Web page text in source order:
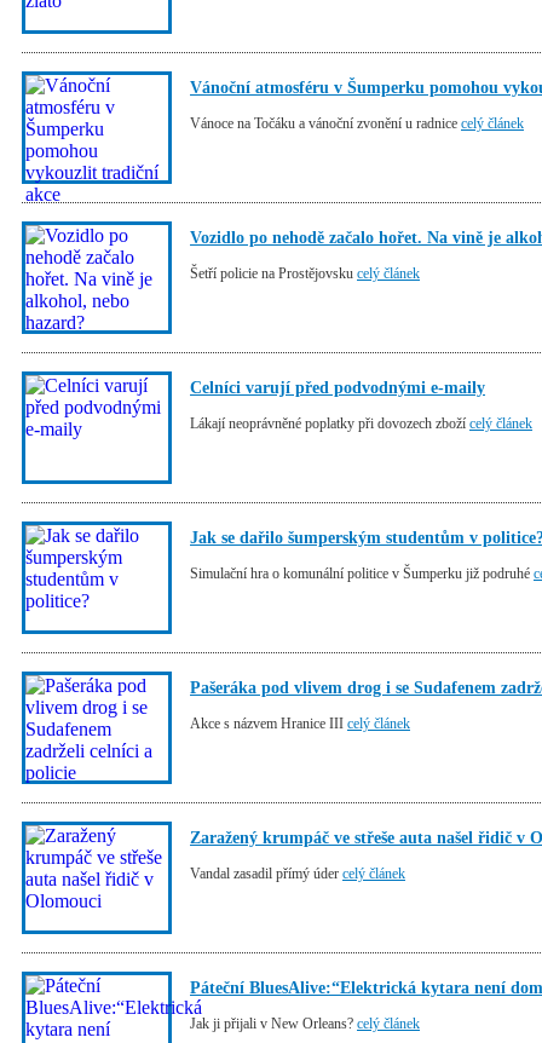
Vánoční atmosféru v Šumperku pomohou
Vánoce na Točáku a vánoční zvonění u radnice celý článek
Vozidlo po nehodě začalo hořet. Na vině je
Šetří policie na Prostějovsku celý článek
Celníci varují před podvodnými e-maily
Lákají neoprávněné poplatky při dovozech zboží celý článek
Jak se dařilo šumperským studentům v
Simulační hra o komunální politice v Šumperku již podruhé
Pašeráka pod vlivem drog i se Sudafenem
Akce s názvem Hranice III celý článek
Zaražený krumpáč ve střeše auta našel řidič v
Vandal zasadil přímý úder celý článek
Páteční BluesAlive:“Elektrická kytara není
Jak ji přijali v New Orleans? celý článek